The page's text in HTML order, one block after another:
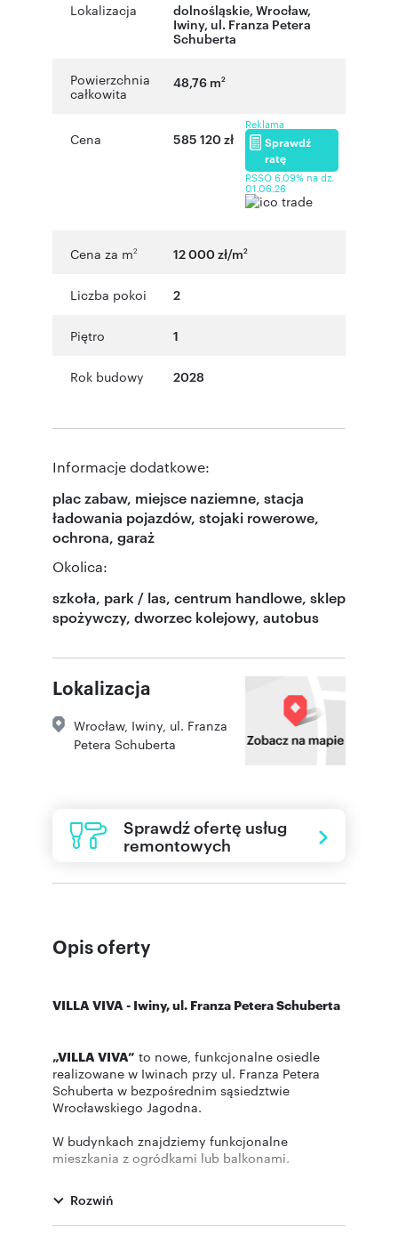
Lokalizacja dolnośląskie, Wrocław,
Iwiny, ul. Franza Petera
Schuberta
Powierzchnia
całkowita
48,76 m2
Cena 585 120 zł
Reklama
Sprawdź
ratę
RSSO 6,09% na dz.
01.06.26
Cena za m2 12 000 zł/m2
Liczba pokoi 2
Piętro 1
Rok budowy 2028
Informacje dodatkowe:
plac zabaw, miejsce naziemne, stacja
ładowania pojazdów, stojaki rowerowe,
ochrona, garaż
Okolica:
szkoła, park / las, centrum handlowe, sklep
spożywczy, dworzec kolejowy, autobus
Lokalizacja
Wrocław, Iwiny ul. Franza
Petera Schuberta
Sprawdź ofertę usług
remontowych
Opis oferty
VILLA VIVA - Iwiny, ul. Franza Petera Schuberta
„VILLA VIVA” to nowe, funkcjonalne osiedle
realizowane w Iwinach przy ul. Franza Petera
Schuberta w bezpośrednim sąsiedztwie
Wrocławskiego Jagodna.
W budynkach znajdziemy funkcjonalne
mieszkania z ogródkami lub balkonami.
komunikację z centrum miasta którą umożliwia
linia kolejowa IWINY.
Rozwiń